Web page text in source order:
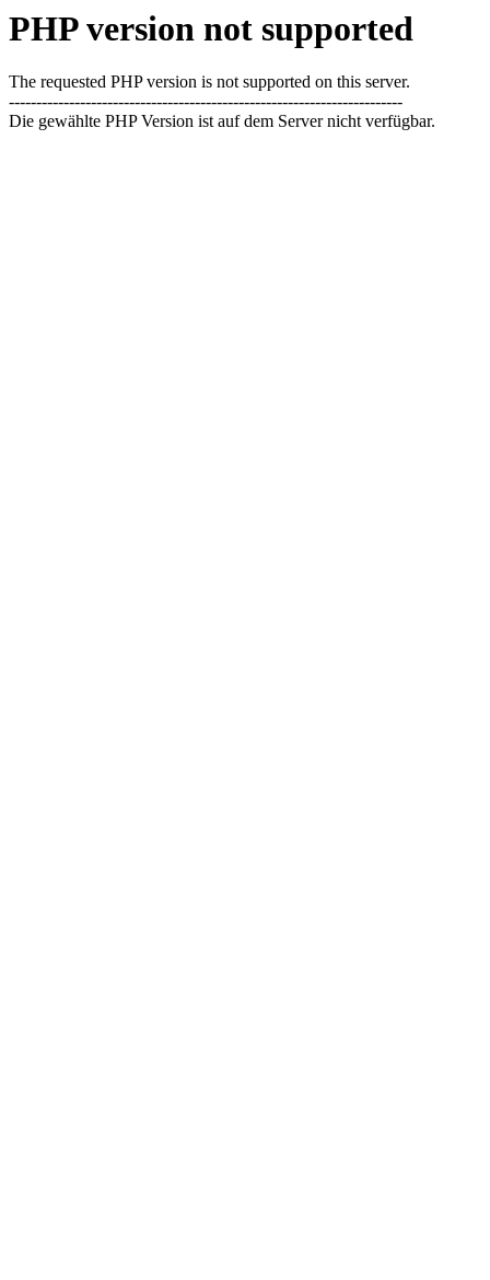
PHP version not supported
The requested PHP version is not supported on this server.
------------------------------------------------------------------------
Die gewählte PHP Version ist auf dem Server nicht verfügbar.